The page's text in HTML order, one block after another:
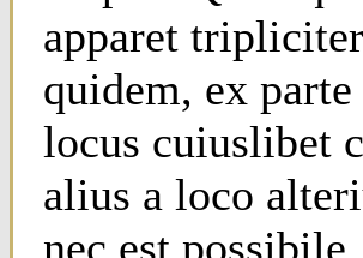
apparet
quidem, ex
locus cuiuslibet
alius a loco
nec est